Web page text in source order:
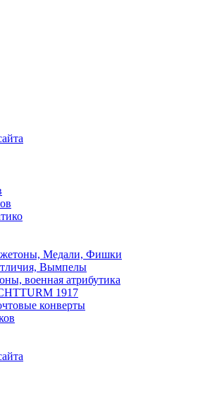
Медали, Фишки
Вымпелы
военная атрибутика
1917
конверты